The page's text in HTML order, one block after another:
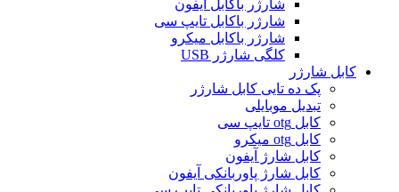
شارژر باکابل آیفون
شارژر باکابل تایپ سی
شارژر باکابل میکرو
کلگی شارژر USB
کابل شارژر
پک ده تایی کابل شارژر
تبدیل موبایلی
کابل otg تایپ سی
کابل otg میکرو
کابل شارژ آیفون
کابل شارژ پاوربانکی آیفون